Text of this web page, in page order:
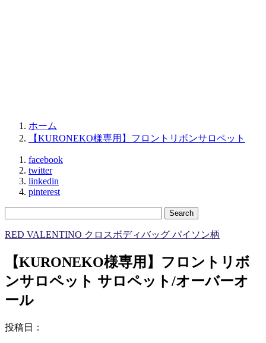
ホーム
【KURONEKO様専用】フロントリボンサロペット
facebook
twitter
linkedin
pinterest
RED VALENTINO クロスボディバッグ パイソン柄
【KURONEKO様専用】フロントリボ
ンサロペット サロペット/オーバーオ
ール
投稿日：